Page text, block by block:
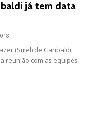
já tem data
(Smel) de Garibaldi,
reunião com as equipes